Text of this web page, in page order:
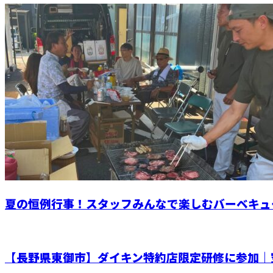
夏の恒例行事！スタッフみんなで楽しむバーベキ
【長野県東御市】ダイキン特約店限定研修に参加